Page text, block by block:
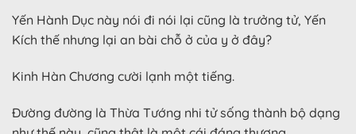
Yến Hành Dục này nói đi nói lại cũng là trưởng tử, Yến
Kích thế nhưng lại an bài chỗ ở của y ở đây?
Kinh Hàn Chương cười lạnh một tiếng.
Đường đường là Thừa Tướng nhi tử sống thành bộ dạng